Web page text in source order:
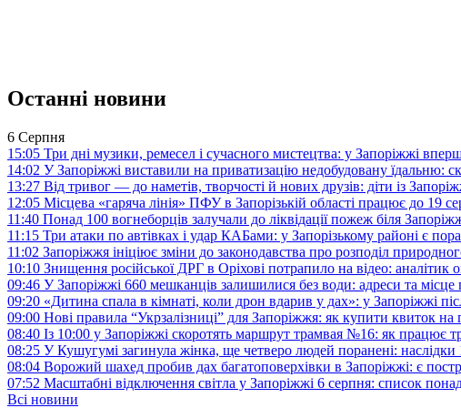
Останні новини
6 Серпня
15:05 Три дні музики, ремесел і сучасного мистецтва: у Запоріжжі
14:02 У Запоріжжі виставили на приватизацію недобудовану їдальню:
13:27 Від тривог — до наметів, творчості й нових друзів: діти із
12:05 Місцева «гаряча лінія» ПФУ в Запорізькій області працює до 19
11:40 Понад 100 вогнеборців залучали до ліквідації пожеж біля
11:15 Три атаки по автівках і удар КАБами: у Запорізькому районі є
11:02 Запоріжжя ініціює зміни до законодавства про розподіл
10:10 Знищення російської ДРГ в Оріхові потрапило на відео: аналітик
09:46 У Запоріжжі 660 мешканців залишилися без води: адреси та місце
09:20 «Дитина спала в кімнаті, коли дрон вдарив у дах»: у Запоріжжі
09:00 Нові правила “Укрзалізниці” для Запоріжжя: як купити квиток на
08:40 Із 10:00 у Запоріжжі скоротять маршрут трамвая №16: як працює
08:25 У Кушугумі загинула жінка, ще четверо людей поранені: наслідки
08:04 Ворожий шахед пробив дах багатоповерхівки в Запоріжжі: є
07:52 Масштабні відключення світла у Запоріжжі 6 серпня: список
Всі новини